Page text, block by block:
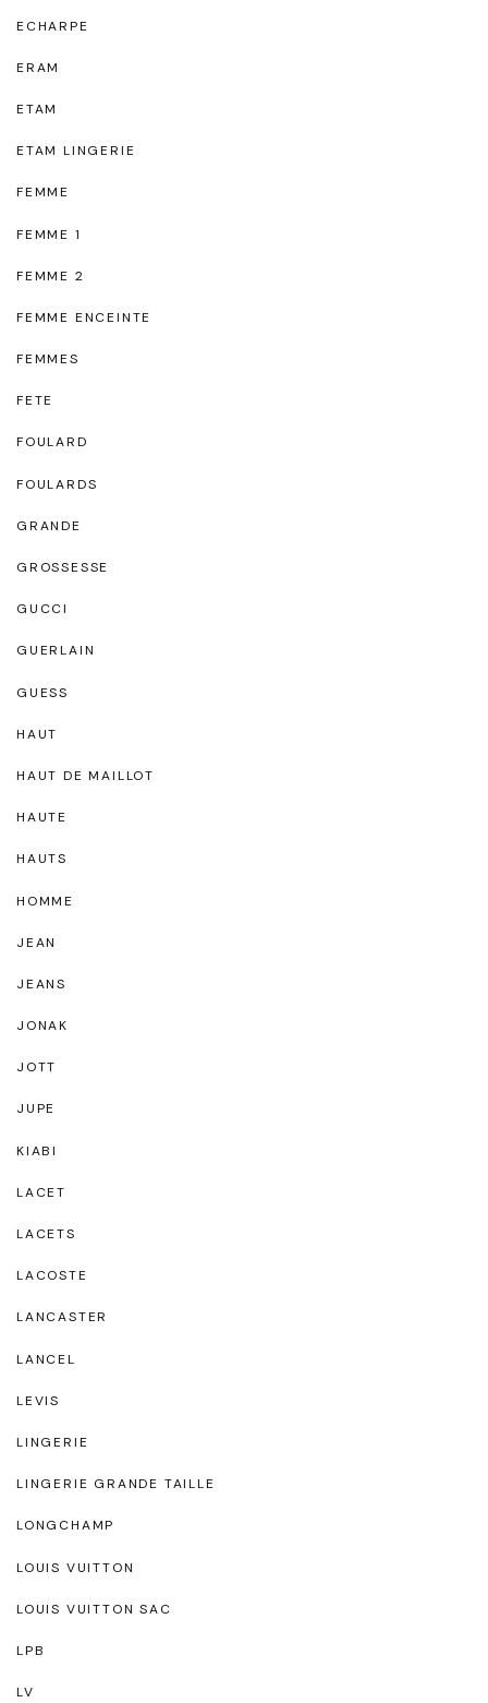
ECHARPE
ERAM
ETAM
ETAM LINGERIE
FEMME
FEMME 1
FEMME 2
FEMME ENCEINTE
FEMMES
FETE
FOULARD
FOULARDS
GRANDE
GROSSESSE
GUCCI
GUERLAIN
GUESS
HAUT
HAUT DE MAILLOT
HAUTE
HAUTS
HOMME
JEAN
JEANS
JONAK
JOTT
JUPE
KIABI
LACET
LACETS
LACOSTE
LANCASTER
LANCEL
LEVIS
LINGERIE
LINGERIE GRANDE TAILLE
LONGCHAMP
LOUIS VUITTON
LOUIS VUITTON SAC
LPB
LV